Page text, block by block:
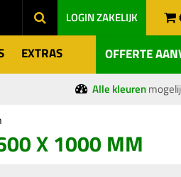
LOGINZAKELIJK
EXTRAS OFFERTE
Alle kleuren
X 1000 MM